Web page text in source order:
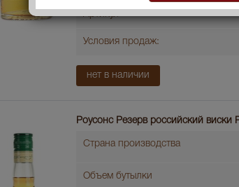
Артикул
Условия продаж:
нет в наличии
Роусонс Резерв российский виски
Страна производства
Объем бутылки